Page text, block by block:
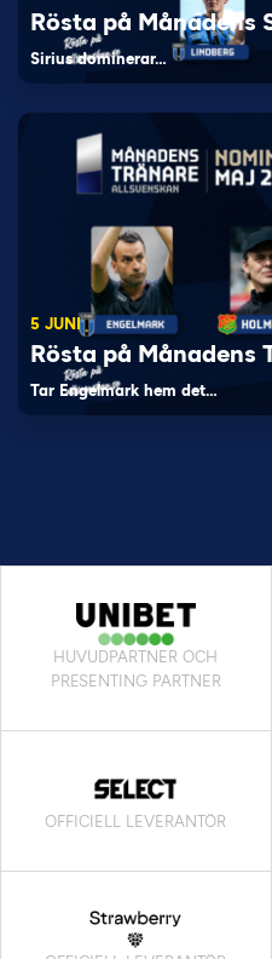
Rösta på Månadens
Sirius dominerar…
5 JUNI
Rösta på Månadens
Tar Engelmark hem det…
HUVUDPARTNER OCH
PRESENTING PARTNER
OFFICIELL LEVERANTÖR